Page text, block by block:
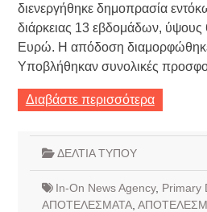
διενεργήθηκε δημοπρασία
διάρκειας 13 εβδομάδων, ύψους
Ευρώ. Η απόδοση
Υποβλήθηκαν συνολικές
Διαβάστε περισσότερα
ΔΕΛΤΙΑ ΤΥΠΟΥ
In-On News Agency, Primary
ΑΠΟΤΕΛΕΣΜΑΤΑ,